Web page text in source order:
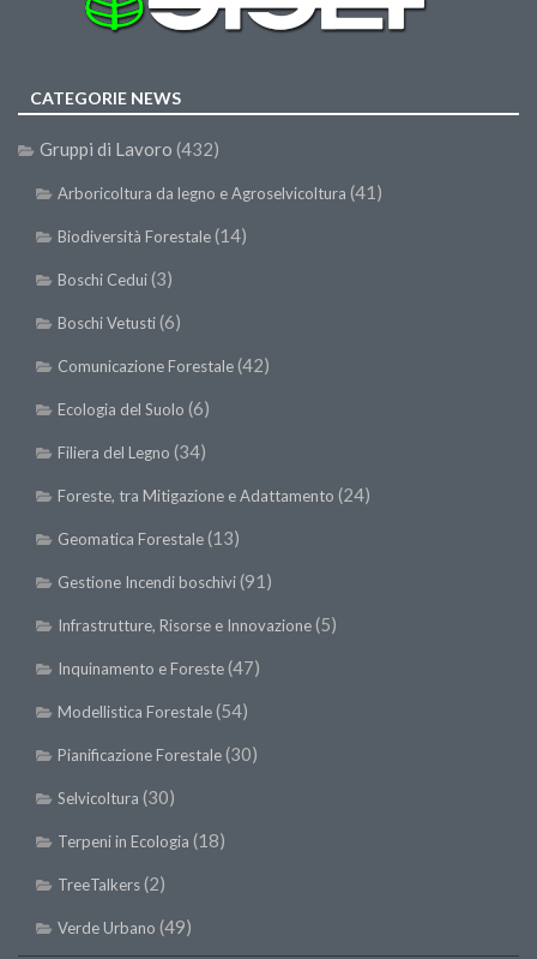
Corsi di Specializzazione
Opportunità di Lavoro
Pagina Congressi
Premi SISEF
XV Congresso (Sassari 2026)
XIV Congresso (Padova 2024)
XIII Congresso (Orvieto 2022)
XII Congresso (Palermo 2019)
XI Congresso (Roma 2017)
X Congresso (Firenze 2015)
V Congresso (Torino 2003)
IV Congresso (Potenza 2003)
III Congresso (Viterbo 2001)
II Congresso (Bologna 1999)
I Congresso (Padova 1997)
CATEGORIE NEWS
Gruppi di Lavoro (432)
Arboricoltura da legno e Agroselvicoltura (41)
Biodiversità Forestale(14)
Boschi Cedui(3)
Boschi Vetusti(6)
Comunicazione Forestale(42)
Ecologia del Suolo (6)
Filiera del Legno (34)
Foreste, tra Mitigazione e Adattamento (24)
Geomatica Forestale(13)
Gestione Incendi boschivi(91)
Infrastrutture, Risorse e Innovazione(5)
Inquinamento e Foreste(47)
Modellistica Forestale(54)
Pianificazione Forestale(30)
Selvicoltura (30)
Terpeni in Ecologia (18)
TreeTalkers(2)
Verde Urbano (49)